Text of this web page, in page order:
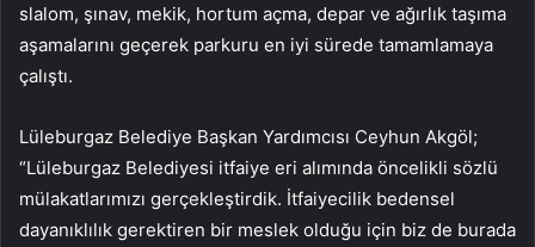
slalom, şınav, mekik, hortum açma, depar ve ağırlık taşıma
aşamalarını geçerek parkuru en iyi sürede tamamlamaya
çalıştı.
Lüleburgaz Belediye Başkan Yardımcısı Ceyhun Akgöl;
“Lüleburgaz Belediyesi itfaiye eri alımında öncelikli sözlü
mülakatlarımızı gerçekleştirdik. İtfaiyecilik bedensel
dayanıklılık gerektiren bir meslek olduğu için biz de burada